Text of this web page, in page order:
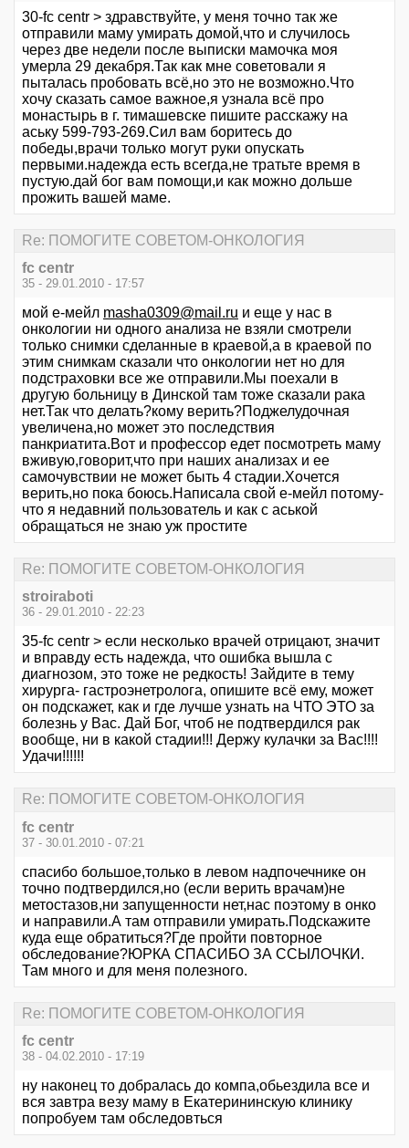
30-fc centr > здравствуйте, у меня точно так же
отправили маму умирать домой,что и случилось
через две недели после выписки мамочка моя
умерла 29 декабря.Так как мне советовали я
пыталась пробовать всё,но это не возможно.Что
хочу сказать самое важное,я узнала всё про
монастырь в г. тимашевске пишите расскажу на
аську 599-793-269.Сил вам боритесь до
победы,врачи только могут руки опускать
первыми.надежда есть всегда,не тратьте время в
пустую.дай бог вам помощи,и как можно дольше
прожить вашей маме.
Re: ПОМОГИТЕ СОВЕТОМ-ОНКОЛОГИЯ
fc centr
35 - 29.01.2010 - 17:57
мой е-мейл masha0309@mail.ru и еще у нас в
онкологии ни одного анализа не взяли смотрели
только снимки сделанные в краевой,а в краевой по
этим снимкам сказали что онкологии нет но для
подстраховки все же отправили.Мы поехали в
другую больницу в Динской там тоже сказали рака
нет.Так что делать?кому верить?Поджелудочная
увеличена,но может это последствия
панкриатита.Вот и профессор едет посмотреть маму
вживую,говорит,что при наших анализах и ее
самочувствии не может быть 4 стадии.Хочется
верить,но пока боюсь.Написала свой е-мейл потому-
что я недавний пользователь и как с аськой
обращаться не знаю уж простите
Re: ПОМОГИТЕ СОВЕТОМ-ОНКОЛОГИЯ
stroiraboti
36 - 29.01.2010 - 22:23
35-fc centr > если несколько врачей отрицают, значит
и вправду есть надежда, что ошибка вышла с
диагнозом, это тоже не редкость! Зайдите в тему
хирурга- гастроэнетролога, опишите всё ему, может
он подскажет, как и где лучше узнать на ЧТО ЭТО за
болезнь у Вас. Дай Бог, чтоб не подтвердился рак
вообще, ни в какой стадии!!! Держу кулачки за Вас!!!!
Удачи!!!!!!
Re: ПОМОГИТЕ СОВЕТОМ-ОНКОЛОГИЯ
fc centr
37 - 30.01.2010 - 07:21
спасибо большое,только в левом надпочечнике он
точно подтвердился,но (если верить врачам)не
метостазов,ни запущенности нет,нас поэтому в онко
и направили.А там отправили умирать.Подскажите
куда еще обратиться?Где пройти повторное
обследование?ЮРКА СПАСИБО ЗА ССЫЛОЧКИ.
Там много и для меня полезного.
Re: ПОМОГИТЕ СОВЕТОМ-ОНКОЛОГИЯ
fc centr
38 - 04.02.2010 - 17:19
ну наконец то добралась до компа,обьездила все и
вся завтра везу маму в Екатерининскую клинику
попробуем там обследовться